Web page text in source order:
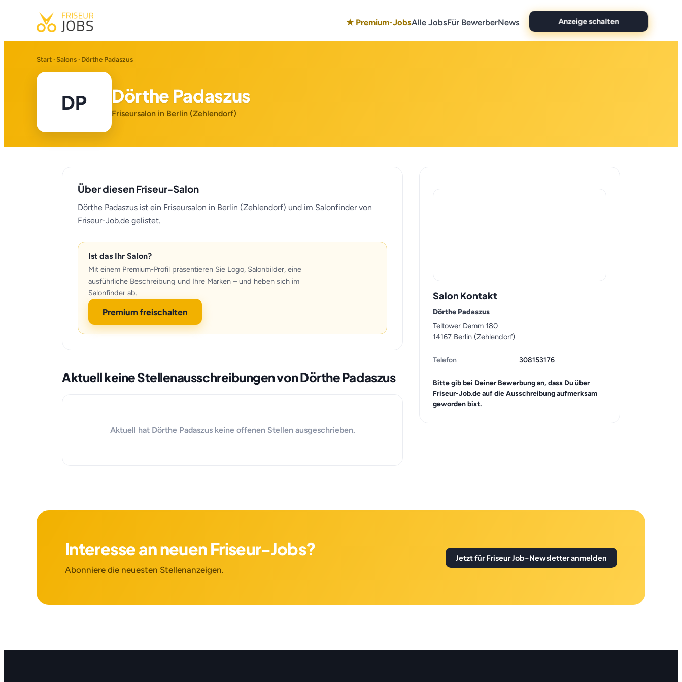
★ Premium-JobsAlle JobsFür BewerberNews Anzeige schalten
Start · Salons · Dörthe Padaszus
DP Dörthe Padaszus
Friseursalon in Berlin (Zehlendorf)
Über diesen Friseur-Salon
Dörthe Padaszus ist ein Friseursalon in Berlin (Zehlendorf) und im Salonfinder von
Friseur-Job.de gelistet.
Ist das Ihr Salon?
Mit einem Premium-Profil präsentieren Sie Logo, Salonbilder, eine
ausführliche Beschreibung und Ihre Marken – und heben sich im
Salonfinder ab.
Premium freischalten
Aktuell keine Stellenausschreibungen von Dörthe Padaszus
Aktuell hat Dörthe Padaszus keine offenen Stellen ausgeschrieben.
Salon Kontakt
Dörthe Padaszus
Teltower Damm 180
14167 Berlin (Zehlendorf)
Telefon 308153176
Bitte gib bei Deiner Bewerbung an, dass Du über
Friseur-Job.de auf die Ausschreibung aufmerksam
geworden bist.
Interesse an neuen Friseur-Jobs?
Abonniere die neuesten Stellenanzeigen.
Jetzt für Friseur Job-Newsletter anmelden